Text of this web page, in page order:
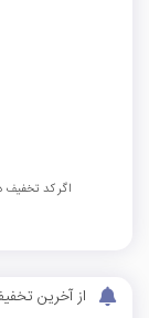
اگر کد تخفیف
از آخرین